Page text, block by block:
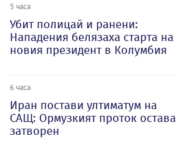
5 часа
Убит полицай и ранени:
Нападения белязаха старта на
новия президент в Колумбия
6 часа
Иран постави ултиматум на
САЩ: Ормузкият проток остава
затворен